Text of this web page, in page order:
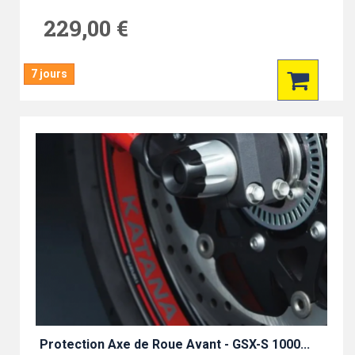
229,00 €
7 jours
Protection Axe de Roue Avant - GSX-S 1000...